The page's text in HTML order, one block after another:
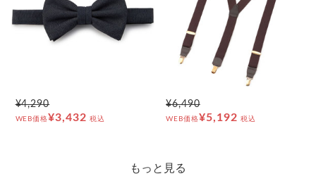
¥4,290
WEB価格¥3,432 税込
¥6,490
WEB価格¥5,192 税込
もっと見る